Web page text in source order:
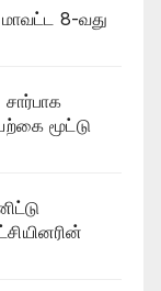
மாவட்ட 8-வது
மூட்டு